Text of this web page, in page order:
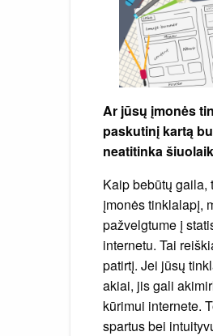
Ar jūsų įmonės
paskutinį kartą
neatitinka
Kaip bebūtų gaila,
įmonės tinklalapį,
pažvelgtume į
internetu. Tai
patirtį. Jei jūsų
akiai, jis gali
kūrimui internete.
spartus bei